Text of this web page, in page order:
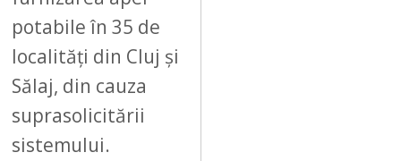
potabile în 35 de
localități din Cluj și
Sălaj, din cauza
suprasolicitării
sistemului.